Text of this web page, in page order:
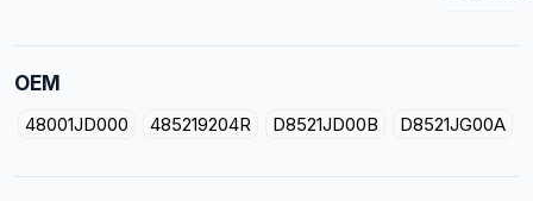
OEM
48001JD000 485219204R D8521JD00B D8521JG00A